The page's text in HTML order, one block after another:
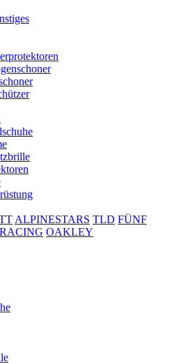
ALPINESTARS TLD FÜNF
OAKLEY